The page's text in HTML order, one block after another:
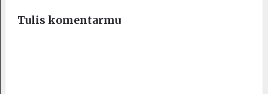
Tulis komentarmu